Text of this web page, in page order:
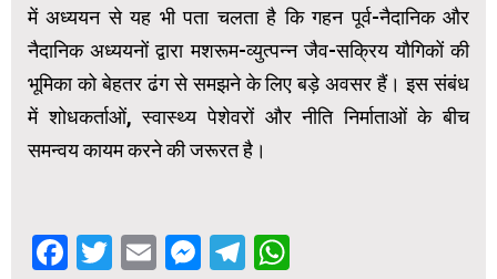
में अध्ययन से यह भी पता चलता है कि गहन पूर्व-नैदानिक और
नैदानिक अध्ययनों द्वारा मशरूम-व्युत्पन्न जैव-सक्रिय यौगिकों की
भूमिका को बेहतर ढंग से समझने के लिए बड़े अवसर हैं। इस संबंध
में शोधकर्ताओं, स्वास्थ्य पेशेवरों और नीति निर्माताओं के बीच
समन्वय कायम करने की जरूरत है।
Facebook
Twitter
EmailMessenger
Telegram